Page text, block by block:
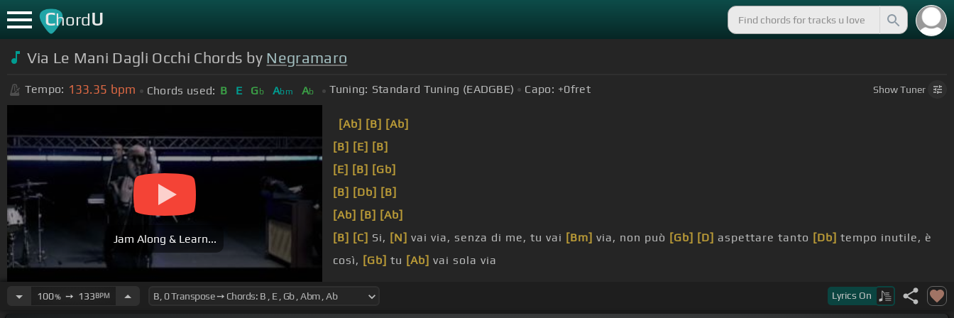
ChordU
Via Le Mani Dagli Occhi Chords by Negramaro
Tempo: 133.35 bpm Chords used: B E Gb Abm Ab Tuning: Standard Tuning (EADGBE) Capo: +0fret ShowTuner
Jam Along & Learn...
[Ab] [B] [Ab]
[B] [E] [B]
[E] [B] [Gb]
[B] [Db] [B]
[Ab] [B] [Ab]
[B] [C] Si, [N] vai via, senza di me, tu vai [Bm] via, non può [Gb] [D] aspettare tanto [Db] tempo inutile, è
così, [Gb] tu [Ab] vai sola via
neanche il
100%➙ 133BPM Lyrics On